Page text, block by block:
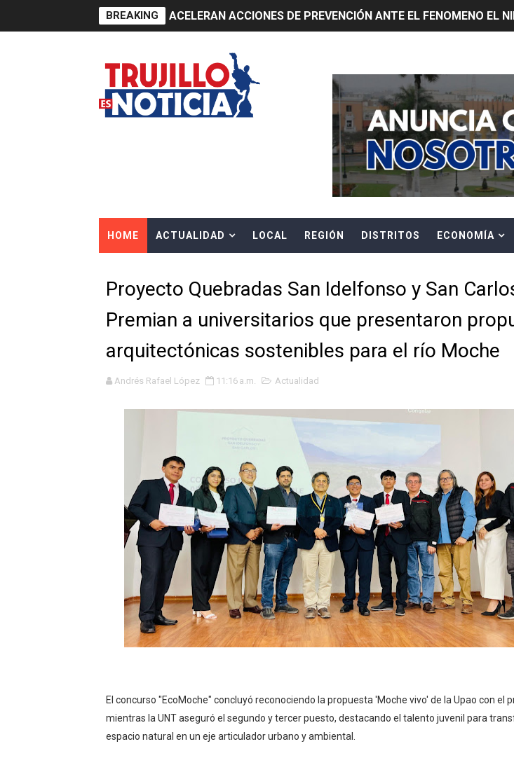
BREAKING ACELERAN ACCIONES DE PREVENCIÓN ANTE EL FENOMENO EL
HIDRANDINA: ACTUALIZA TUS DATOS PARA CONOCER SOBRE
ADAS: QUEDAN MENOS DE 90 DÍAS PARA PROTEGER A TRUJILLO
Construye Experto de Cementos Pacasmayo convierte el
OSIPTEL frente a robo de celulares: usuarios recuperarán su
HIDRANDINA ALERTA SOBRE FALSOS TRABAJADORES Y BRINDA
HIDRANDINA ADVIERTE SOBRE EL PELIGRO DE LOS CABLES EN
HASTA EL 2 DE AGOSTO TIENEN PLAZO PARA PONERSE AL DÍA
La UDEP aplicará el Test de Aptitud Académica (TAA) para la
Caja Arequipa lanza tercera edición del concurso nacional
Tres de cada cuatro atenciones del OSIPTEL estuvieron
OSIPTEL: nueve de cada 10 atenciones a usuarios de La
GEANMARCO QUEZADA PRESTÓ JURAMENTO COMO DIPUTADO
14 COLEGIOS DE TRUJILLO Y VIRÚ BUSCAN LA ACREDITACIÓN
¿Viajas por Fiestas Patrias? Así puedes evitar pagar por
JAMES PÉREZ ASEGURA QUE EN SUS PRIMEROS MESES DE
MÁS DE 12 MIL USUARIOS QUEDARON SIN ENERGÍA POR NO
OSIPTEL: Ahora dar de baja tu servicio de internet o telefonía
¿Viajas por fiestas patrias? OSIPTEL recomienda verificar la
REGULARIZA TUS DEUDAS POR VIDEO GESTIÓN, ACCEDE A
HIDRANDINA: POR FIESTAS PATRIAS APROVECHA LAS
La Universidad de Piura comparte su propuesta académica con
HOME ACTUALIDAD LOCAL REGIÓN DISTRITOS ECONOMÍA
Proyecto Quebradas San Idelfonso y San
Premian a universitarios que presentaron
arquitectónicas sostenibles para el río Moche
Andrés Rafael López 11:16 a.m. Actualidad
El concurso "EcoMoche" concluyó reconociendo la propuesta 'Moche vivo' de la Upao con el
mientras la UNT aseguró el segundo y tercer puesto, destacando el talento juvenil para
espacio natural en un eje articulador urbano y ambiental.